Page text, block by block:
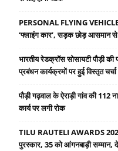
PERSONAL FLYING
‘फ्लाइंग कार’, सड़क छोड़ आसमान से
भारतीय रेडक्रॉस सोसायटी पौड़ी
प्रबंधन कार्यक्रमों पर हुई विस्तृत चर्चा
पौड़ी गढ़वाल के ऐराड़ी गांव की 112
कार्य पर लगी रोक
TILU RAUTELI AWARDS
पुरस्कार, 35 को आंगनबाड़ी सम्मान,